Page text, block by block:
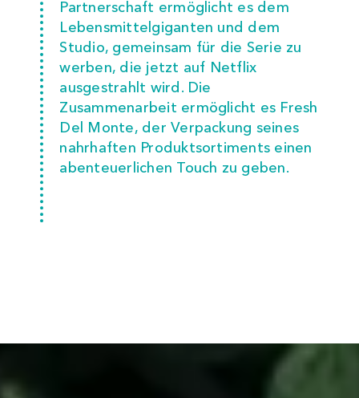
Partnerschaft ermöglicht es dem
Lebensmittelgiganten und dem
Studio, gemeinsam für die Serie zu
werben, die jetzt auf Netflix
ausgestrahlt wird. Die
Zusammenarbeit ermöglicht es Fresh
Del Monte, der Verpackung seines
nahrhaften Produktsortiments einen
abenteuerlichen Touch zu geben.